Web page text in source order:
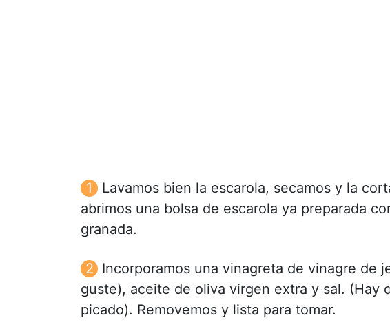
Lavamos bien la escarola, secamos y la
abrimos una bolsa de escarola ya preparada
granada.
Incorporamos una vinagreta de vinagre de
guste), aceite de oliva virgen extra y sal. (Hay
picado). Removemos y lista para tomar.